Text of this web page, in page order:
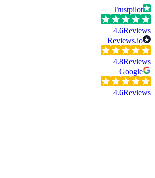
Trustpilot
4.6Reviews
Reviews.io
4.8Reviews
Google
4.6Reviews